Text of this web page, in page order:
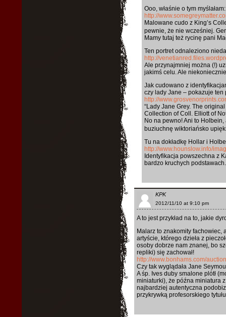
Ooo, właśnie o tym myślałam:
http://
Malowane cudo z King’s
pewnie, że nie wcześniej.
Mamy tutaj też rycinę pani
Ten portret odnaleziono
http://
Ale przynajmniej można (!)
jakimś celu. Ale
Jak cudowano z
czy lady Jane – pokazuje ten
http://
“Lady Jane Grey. The
Collection of Coll. Elliott of
No na pewno! Ani to
buziuchnę wiktoriańsko
Tu na dokładkę Hollar i
http://www.hounslow.info/
Identyfikacja powszechna z
bardzo kruchych
KPK
2012/11/10 at 9:10 pm
A to jest przykład na to, jakie
Malarz to znakomity
artyście, którego dzieła z
osoby dobrze nam znanej, bo
repliki) się zachował!
http://www.bonhams.com/
Czy tak wyglądała Jane
A śp. Ives duby smalone plótł
miniaturki), że późna miniatura
najbardziej autentyczna
przykrywką profesorskiego